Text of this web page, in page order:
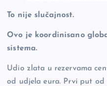
To nije slučajnost.
Ovo je koordinisano
sistema.
Udio zlata u rezervama
od udjela eura. Prvi put od